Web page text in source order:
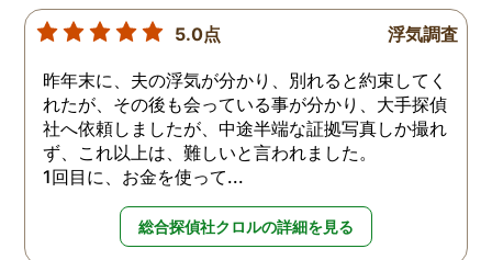
5.0点 浮気調査
昨年末に、夫の浮気が分かり、別れると約束してく
れたが、その後も会っている事が分かり、大手探偵
社へ依頼しましたが、中途半端な証拠写真しか撮れ
ず、これ以上は、難しいと言われました。
1回目に、お金を使って...
総合探偵社クロルの詳細を見る